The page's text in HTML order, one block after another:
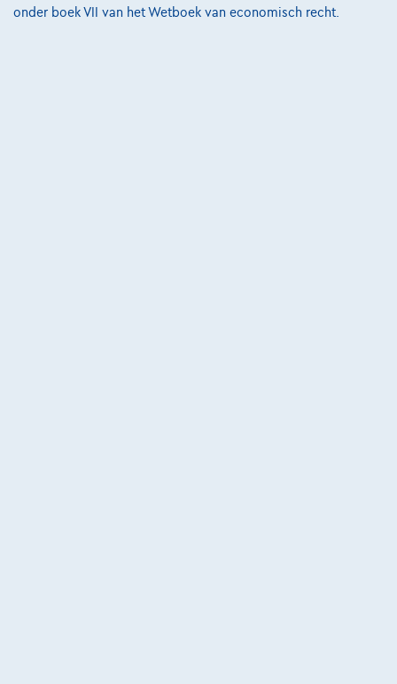
onder boek VII van het Wetboek van economisch recht.